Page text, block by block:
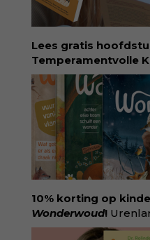
begrijpen wat er
en geboorte. Koop
singeluitgeverijen.nl/
ditmar/boek/baas-in-
Lees gratis
Temperamentvolle
van pedagoog Eva
Temperamentvolle
aan kennis en
verkochte
bestseller, waarmee
kunnen helpen. Ze
liefdevolle kijk op
voor ouders.
via:
id=ZcYxEBJH
10% korting op
Wonderwoud!
voor dromers,